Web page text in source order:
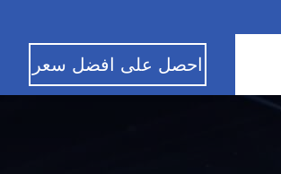
احصل على افضل سعر